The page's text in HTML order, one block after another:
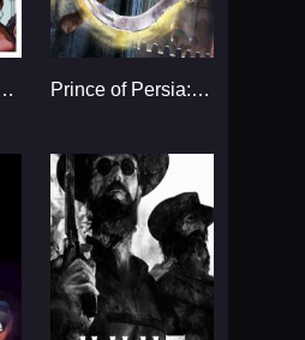
Theft Auto VI Prince of Persia: The Sands